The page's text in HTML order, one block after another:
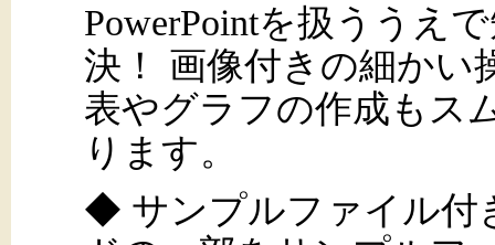
PowerPointを扱ううえ
決！ 画像付きの細かい
表やグラフの作成もス
ります。
◆ サンプルファイル付